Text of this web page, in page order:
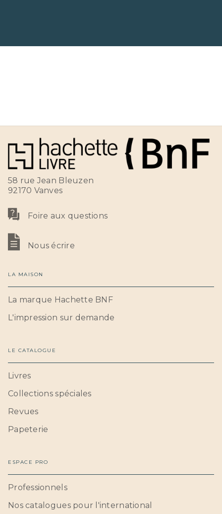
58 rue Jean Bleuzen
92170 Vanves
Foire aux questions
Nous écrire
LA MAISON
La marque Hachette BNF
L'impression sur demande
LE CATALOGUE
Livres
Collections spéciales
Revues
Papeterie
ESPACE PRO
Professionnels
Nos catalogues pour l'international